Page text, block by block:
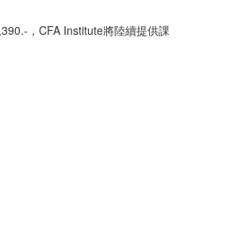
，CFA Institute將陸續提供課